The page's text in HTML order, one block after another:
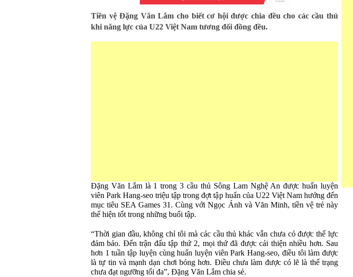
Tiền vệ Đặng Văn Lắm cho biết cơ hội được chia đều cho các cầu thủ
khi năng lực của U22 Việt Nam tương đối đồng đều.
Đặng Văn Lắm là 1 trong 3 cầu thủ Sông Lam Nghệ An được huấn luyện
viên Park Hang-seo triệu tập trong đợt tập huấn của U22 Việt Nam hướng đến
mục tiêu SEA Games 31. Cùng với Ngọc Ánh và Văn Minh, tiền vệ trẻ này
thể hiện tốt trong những buổi tập.
“Thời gian đầu, không chỉ tôi mà các cầu thủ khác vẫn chưa có được thể lực
đảm bảo. Đến trận đấu tập thứ 2, mọi thứ đã được cải thiện nhiều hơn. Sau
hơn 1 tuần tập luyện cùng huấn luyện viên Park Hang-seo, điều tôi làm được
là tự tin và mạnh dạn chơi bóng hơn. Điều chưa làm được có lẽ là thể trạng
chưa đạt ngưỡng tối đa”, Đặng Văn Lắm chia sẻ.